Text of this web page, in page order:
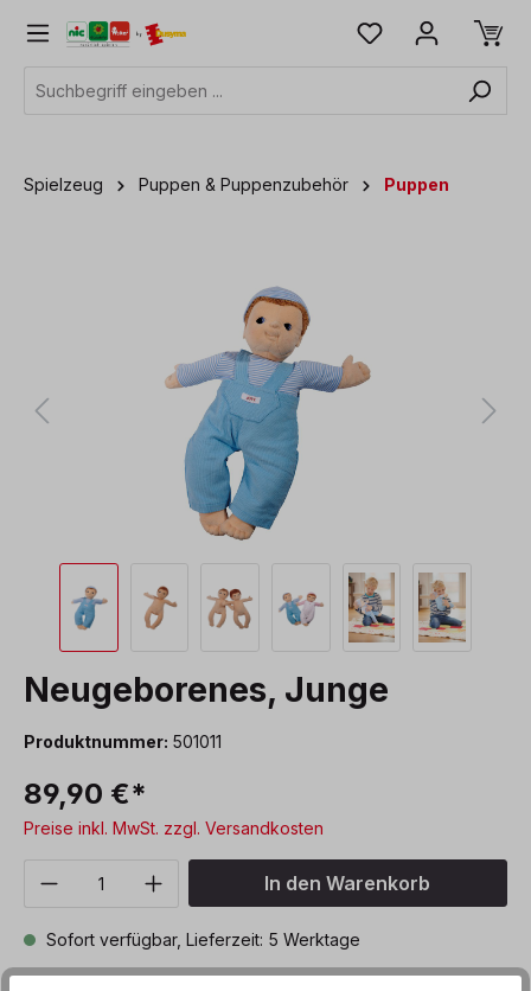
springen
Spielzeug Puppen & Puppenzubehör Puppen
Neugeborenes, Junge
Produktnummer: 501011
89,90 €*
Preise inkl. MwSt. zzgl. Versandkosten
Produkt Anzahl: Gib denIn den Warenkorb
Sofort verfügbar, Lieferzeit: 5 Werktage